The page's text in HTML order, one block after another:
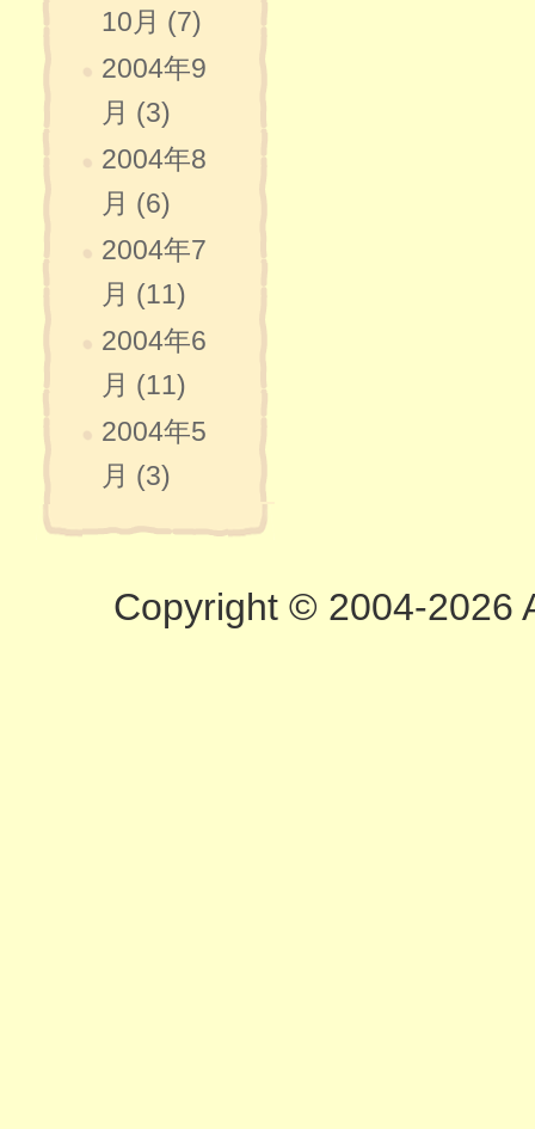
10月 (7)
2004年9
月 (3)
2004年8
月 (6)
2004年7
月 (11)
2004年6
月 (11)
2004年5
月 (3)
Copyright © 2004-2026